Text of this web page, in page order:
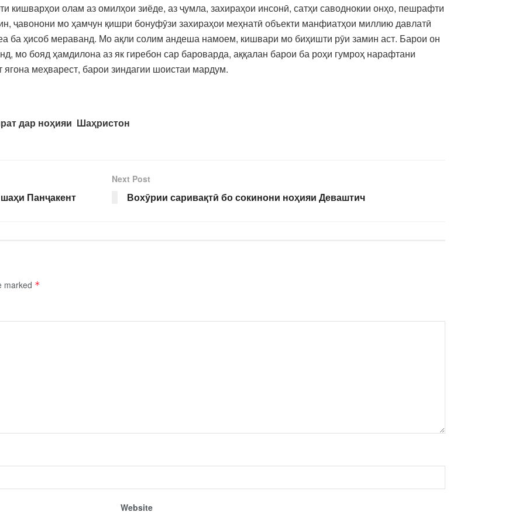
олам аз омилҳои зиёде, аз ҷумла, захираҳои инсонӣ, сатҳи саводнокии онҳо, пешрафти
ҷавонони мо ҳамчун қишри бонуфӯзи захираҳои меҳнатӣ объекти манфиатҳои миллию давлатӣ
ба ҳисоб мераванд. Мо ақли солим андеша намоем, кишвари мо биҳишти рӯи замин аст. Барои он
мо бояд ҳамдилона аз як гиребон сар бароварда, аққалан барои ба роҳи гумроҳ нарафтани
меҳварест, барои зиндагии шоистаи мардум.
дар ноҳияи Шаҳристон
Панҷакент
Next Post
Вохӯрии саривақтӣ бо сокинони ноҳияи Деваштич
marked *
Website